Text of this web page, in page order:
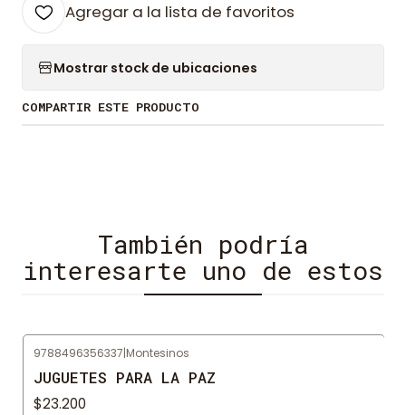
Agregar a la lista de favoritos
Mostrar stock de ubicaciones
COMPARTIR ESTE PRODUCTO
También podría
interesarte uno de estos
9788496356337|Montesinos
JUGUETES PARA LA PAZ
$23.200